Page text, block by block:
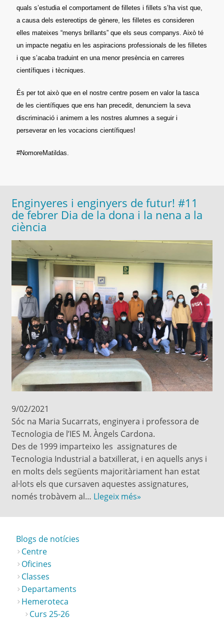
quals s’estudia el comportament de filletes i fillets s’ha vist que,
a causa dels estereotips de gènere, les filletes es consideren
elles mateixes “menys brillants” que els seus companys. Això té
un impacte negatiu en les aspiracions professionals de les filletes
i que s’acaba traduint en una menor presència en carreres
científiques i tècniques.
És per tot això que en el nostre centre posem en valor la tasca
de les científiques que ens han precedit, denunciem la seva
discriminació i animem a les nostres alumnes a seguir i
perseverar en les vocacions científiques!
#NomoreMatildas.
Enginyeres i enginyers de futur! #11
de febrer Dia de la dona i la nena a la
ciència
9/02/2021
Sóc na Maria Sucarrats, enginyera i professora de
Tecnologia de l’IES M. Àngels Cardona.
Des de 1999 imparteixo les assignatures de
Tecnologia Industrial a batxillerat, i en aquells anys i
en molts dels següents majoritàriament han estat
al·lots els que cursaven aquestes assignatures,
només trobàvem al… Llegeix més»
Blogs de notícies
Centre
Oficines
Classes
Departaments
Hemeroteca
Curs 25-26